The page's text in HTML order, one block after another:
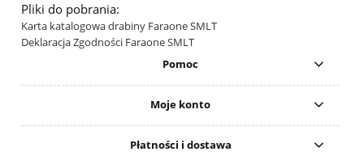
Pliki do pobrania:
Karta katalogowa drabiny Faraone SMLT
Deklaracja Zgodności Faraone SMLT
Pomoc
Moje konto
Płatności i dostawa